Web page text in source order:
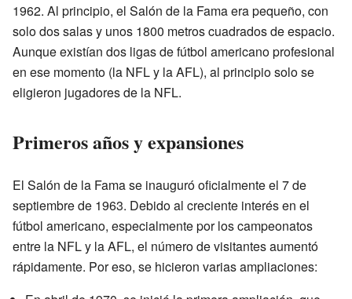
1962. Al principio, el Salón de la Fama era pequeño, con
solo dos salas y unos 1800 metros cuadrados de espacio.
Aunque existían dos ligas de fútbol americano profesional
en ese momento (la NFL y la AFL), al principio solo se
eligieron jugadores de la NFL.
Primeros años y expansiones
El Salón de la Fama se inauguró oficialmente el 7 de
septiembre de 1963. Debido al creciente interés en el
fútbol americano, especialmente por los campeonatos
entre la NFL y la AFL, el número de visitantes aumentó
rápidamente. Por eso, se hicieron varias ampliaciones: